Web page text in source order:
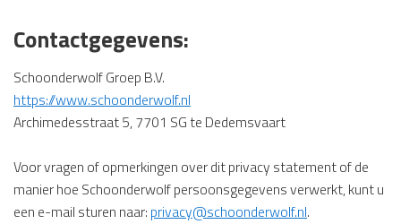
Contactgegevens:
Schoonderwolf Groep B.V.
https://www.schoonderwolf.nl
Archimedesstraat 5, 7701 SG te Dedemsvaart
Voor vragen of opmerkingen over dit privacy statement of de
manier hoe Schoonderwolf persoonsgegevens verwerkt, kunt u
een e-mail sturen naar: privacy@schoonderwolf.nl.